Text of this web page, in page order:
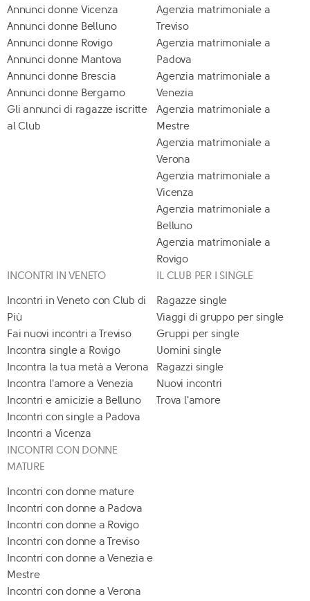
Annunci donne Vicenza
Annunci donne Belluno
Annunci donne Rovigo
Annunci donne Mantova
Annunci donne Brescia
Annunci donne Bergamo
Gli annunci di ragazze iscritte
al Club
Agenzia matrimoniale a
Treviso
Agenzia matrimoniale a
Padova
Agenzia matrimoniale a
Venezia
Agenzia matrimoniale a
Mestre
Agenzia matrimoniale a
Verona
Agenzia matrimoniale a
Vicenza
Agenzia matrimoniale a
Belluno
Agenzia matrimoniale a
Rovigo
INCONTRI IN VENETO
Incontri in Veneto con Club di
Più
Fai nuovi incontri a Treviso
Incontra single a Rovigo
Incontra la tua metà a Verona
Incontra l'amore a Venezia
Incontri e amicizie a Belluno
Incontri con single a Padova
Incontri a Vicenza
IL CLUB PER I SINGLE
Ragazze single
Viaggi di gruppo per single
Gruppi per single
Uomini single
Ragazzi single
Nuovi incontri
Trova l'amore
INCONTRI CON DONNE
MATURE
Incontri con donne mature
Incontri con donne a Padova
Incontri con donne a Rovigo
Incontri con donne a Treviso
Incontri con donne a Venezia e
Mestre
Incontri con donne a Verona